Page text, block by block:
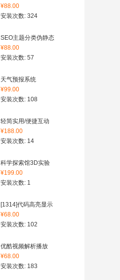
¥88.00
安装次数: 324
SEO主题分类伪静态
¥88.00
安装次数: 57
天气预报系统
¥99.00
安装次数: 108
轻简实用/便捷互动
¥188.00
安装次数: 14
科学探索馆3D实验
¥199.00
安装次数: 1
[1314]代码高亮显示
¥68.00
安装次数: 102
优酷视频解析播放
¥68.00
安装次数: 183